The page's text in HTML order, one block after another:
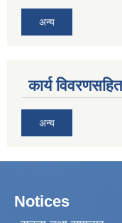
अन्य
कार्य
अन्य
Notices